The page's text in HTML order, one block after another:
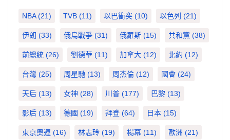
NBA(21) TVB (11) 以巴衝突 (10) 以色列 (21)
伊朗 (33) 俄烏戰爭 (31) 俄羅斯 (15) 共和黨 (38)
前總統 (26) 劉德華 (11) 加拿大 (12) 北約 (12)
台灣 (25) 周星馳 (13) 周杰倫 (12) 國會 (24)
天后 (13) 女神 (28) 川普 (177) 巴黎 (13)
影后 (13) 德國 (19) 拜登 (64) 日本 (15)
東京奧運 (16) 林志玲 (19) 楊冪 (11) 歐洲 (21)